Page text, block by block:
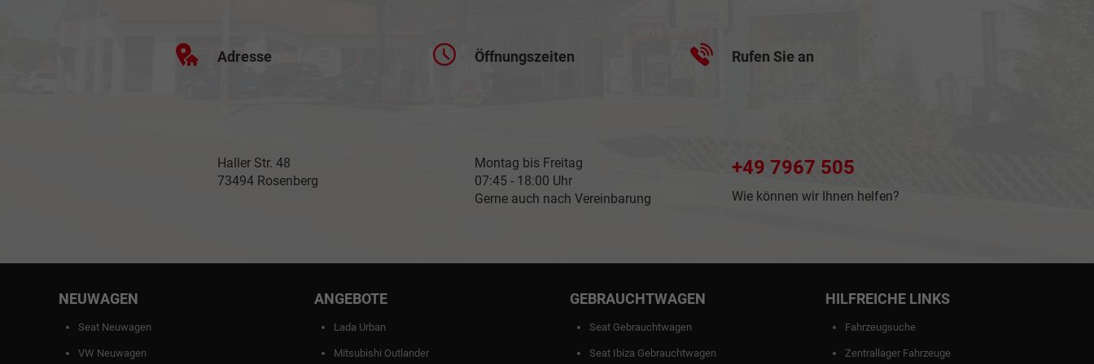
Adresse
Haller Str. 48
73494 Rosenberg
Öffnungszeiten
Montag bis Freitag
07:45 - 18:00 Uhr
Gerne auch nach Vereinbarung
Rufen Sie an
+49 7967 505
Wie können wir Ihnen helfen?
NEUWAGEN
Seat Neuwagen
VW Neuwagen
ANGEBOTE
Lada Urban
Mitsubishi Outlander
GEBRAUCHTWAGEN
Seat Gebrauchtwagen
Seat Ibiza Gebrauchtwagen
HILFREICHE LINKS
Fahrzeugsuche
Zentrallager Fahrzeuge